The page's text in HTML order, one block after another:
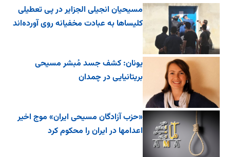
مسیحیان انجیلی الجزایر در پی تعطیلی
کلیساها به عبادت مخفیانه روی آورده‌اند
یونان: کشف جسد مُبشر مسیحی
بریتانیایی در چمدان
«حزب آزادگان مسیحی ایران» موج اخیر
اعدامها در ایران را محکوم کرد